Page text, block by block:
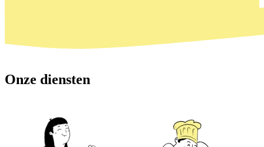
Onze diensten